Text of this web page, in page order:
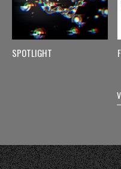
SPOTLIGHT